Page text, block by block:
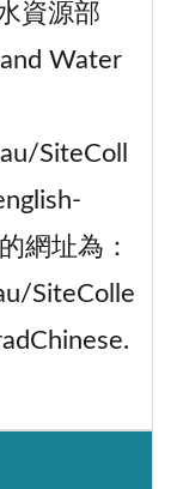
資源部
Water
SiteColl
網址為：
SiteColle